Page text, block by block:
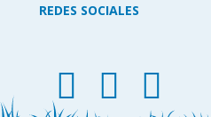
REDES SOCIALES
facebook thematic land
instagramlinkedin